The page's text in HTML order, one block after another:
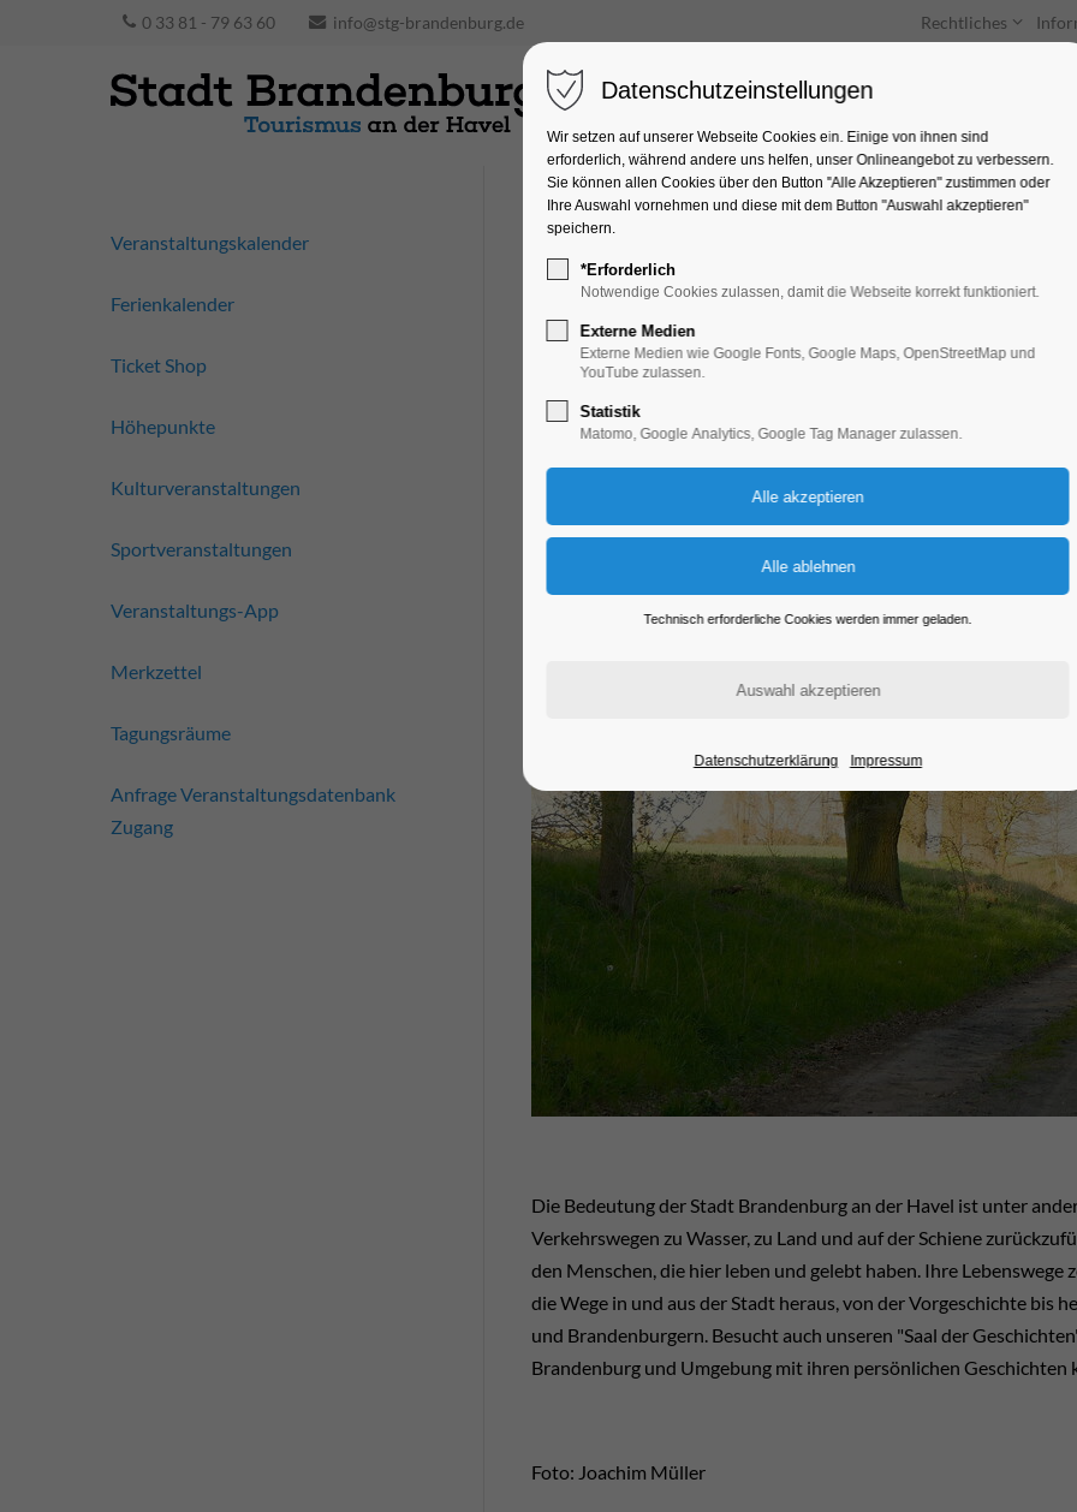
0 33 81 - 79 63 60 info@stg-brandenburg.de Rechtliches
Unterkünfte Entdecken & Erleben
Sonderausstellung
Ausstellung, Kinder, Jugend, Kunst,
07.08.2025, 13:00–17:00
Die Bedeutung der Stadt Brandenburg an der Havel ist unter
Verkehrswegen zu Wasser, zu Land und auf der Schiene
den Menschen, die hier leben und gelebt haben. Ihre
die Wege in und aus der Stadt heraus, von der Vorgeschichte bis
und Brandenburgern. Besucht auch unseren "Saal der
Brandenburg und Umgebung mit ihren persönlichen Geschichten
Foto: Joachim Müller
Veranstaltungskalender
Ferienkalender
Ticket Shop
Höhepunkte
Kulturveranstaltungen
Sportveranstaltungen
Veranstaltungs-App
Merkzettel
Tagungsräume
Anfrage Veranstaltungsdatenbank
Zugang
Datenschutzeinstellungen
Wir setzen auf unserer Webseite Cookies ein. Einige von ihnen sind
erforderlich, während andere uns helfen, unser Onlineangebot zu verbessern.
Sie können allen Cookies über den Button "Alle Akzeptieren" zustimmen oder
Ihre Auswahl vornehmen und diese mit dem Button "Auswahl akzeptieren"
speichern.
*Erforderlich
Notwendige Cookies zulassen, damit die Webseite korrekt funktioniert.
Externe Medien
Externe Medien wie Google Fonts, Google Maps, OpenStreetMap und
YouTube zulassen.
Statistik
Matomo, Google Analytics, Google Tag Manager zulassen.
Technisch erforderliche Cookies werden immer geladen.
Datenschutzerklärung Impressum